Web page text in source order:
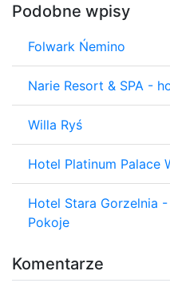
Podobne wpisy
Folwark Ńemino
Narie Resort & SPA -
Willa Ryś
Hotel Platinum Palace
Hotel Stara Gorzelnia
Pokoje
Komentarze